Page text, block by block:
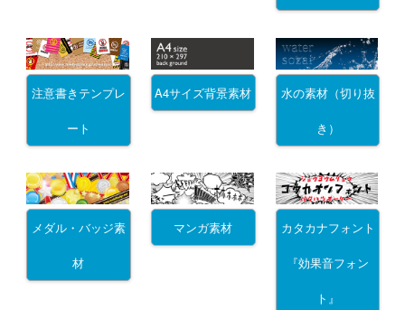
注意書きテンプレ
ート
A4サイズ背景素材 水の素材（切り抜
き）
メダル・バッジ素
材
マンガ素材 カタカナフォント
『効果音フォン
ト』